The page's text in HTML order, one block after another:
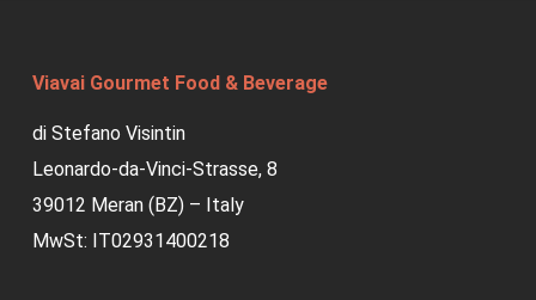
Viavai Gourmet Food & Beverage
di Stefano Visintin
Leonardo-da-Vinci-Strasse, 8
39012 Meran (BZ) – Italy
MwSt: IT02931400218